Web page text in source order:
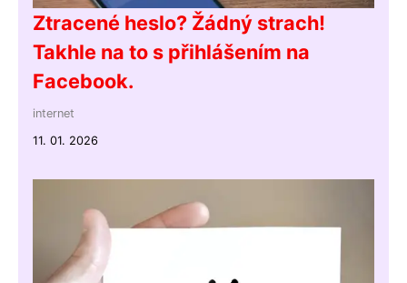
Ztracené heslo? Žádný strach!
Takhle na to s přihlášením na
Facebook.
internet
11. 01. 2026